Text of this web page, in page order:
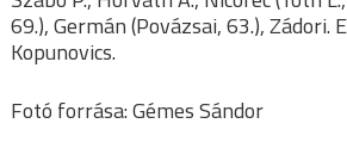
69.), Germán (Povázsai, 63.), Zádori.
Kopunovics.
Fotó forrása: Gémes Sándor